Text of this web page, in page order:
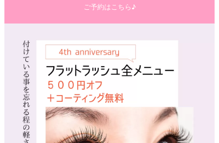
ご予約はこちら♪